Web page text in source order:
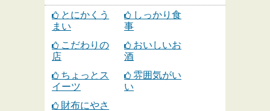
とにかくう
まい
しっかり食
事
こだわりの
店
おいしいお
酒
ちょっとス
イーツ
雰囲気がい
い
財布にやさ